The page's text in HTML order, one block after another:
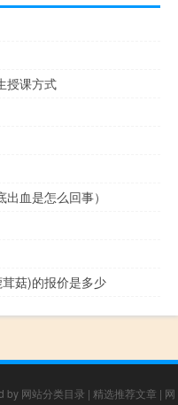
授课方式
血是怎么回事）
菇)的报价是多少
by 网站分类目录 | 精选推荐文章 | 网